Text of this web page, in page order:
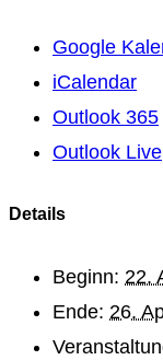
Google
iCalendar
Outlook 365
Outlook Live
Details
Beginn: 22.
Ende: 26.